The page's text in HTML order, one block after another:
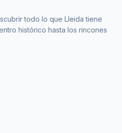
todo lo que Lleida tiene
histórico hasta los rincones